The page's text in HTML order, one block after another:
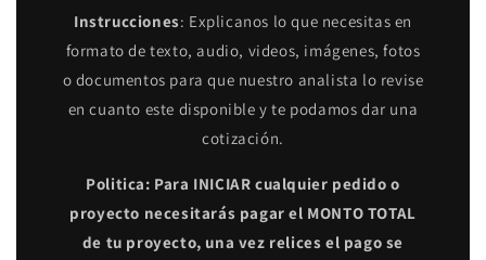
Instrucciones: Explicanos lo que necesitas en
formato de texto, audio, videos, imágenes, fotos
o documentos para que nuestro analista lo revise
en cuanto este disponible y te podamos dar una
cotización.
Politica: Para INICIAR cualquier pedido o
proyecto necesitarás pagar el MONTO TOTAL
de tu proyecto, una vez relices el pago se